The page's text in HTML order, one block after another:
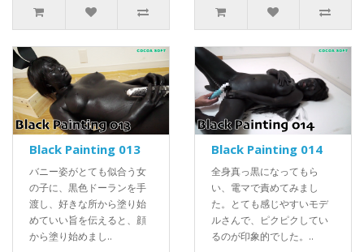
Black Painting 013
バニー姿がとても似合う女
の子に、黒色ドーランを手
渡し、好きな所から塗り始
めていい旨を伝えると、顔
から塗り始めまし..
Black Painting 014
全身真っ黒になってもら
い、電マで責めてみまし
た。とても感じやすいモデ
ルさんで、ピクピクしてい
るのが印象的でした。..